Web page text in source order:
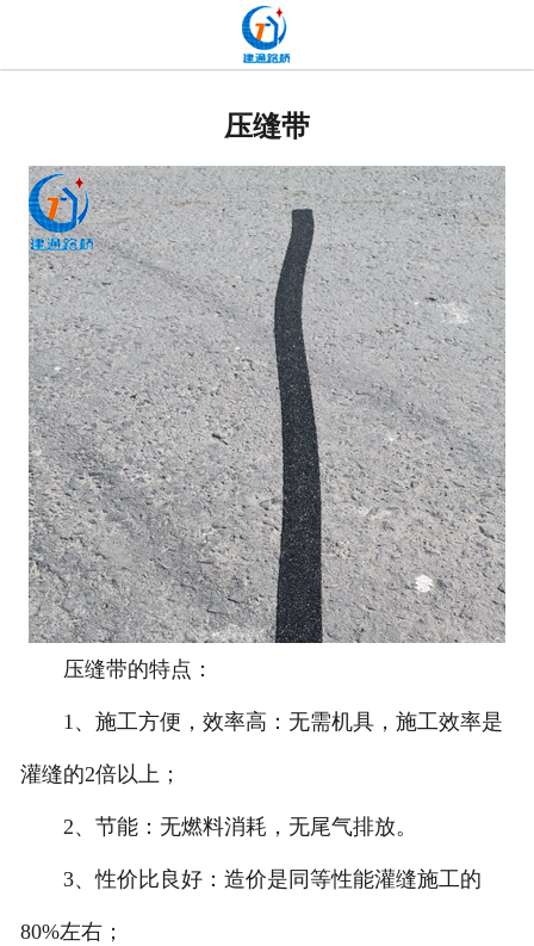
网站首页
高分子道路密封胶
双面贴
网裂贴
压缝带
压缝带的特点：
1、施工方便，效率高：无需机具，施工效率是
灌缝的2倍以上；
2、节能：无燃料消耗，无尾气排放。
3、性价比良好：造价是同等性能灌缝施工的
80%左右；